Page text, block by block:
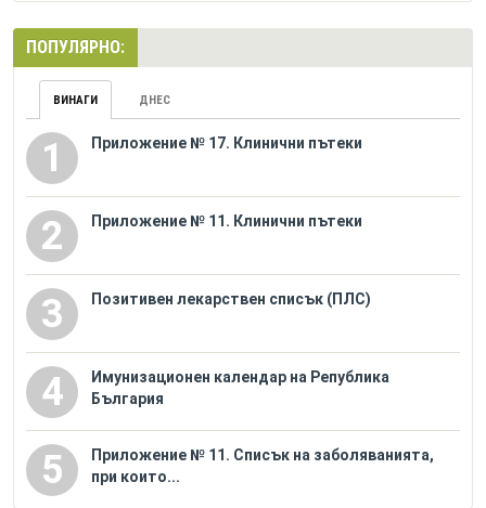
ПОПУЛЯРНО:
ВИНАГИ ДНЕС
1 Приложение № 17. Клинични пътеки
2 Приложение № 11. Клинични пътеки
3 Позитивен лекарствен списък (ПЛС)
4
Имунизационен календар на Република
България
5
Приложение № 11. Списък на заболяванията,
при които...